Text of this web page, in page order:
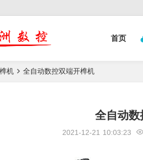
生
|非标 首页
机 全自动数控双端开榫机
全自动
2021-12-21 10:03:23